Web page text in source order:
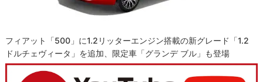
フィアット「500」に1.2リッターエンジン搭載の新グレード「1.2
ドルチェヴィータ」を追加、限定車「グランデ ブル」も登場